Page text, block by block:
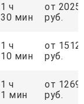
1 ч
30 мин
от 2025
руб.
1 ч
10 мин
от 1512
руб.
1 ч
1 мин
от 1269
руб.